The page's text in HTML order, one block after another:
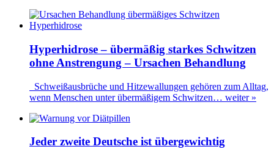
Hyperhidrose – übermäßig starkes Schwitzen
ohne Anstrengung – Ursachen Behandlung
Schweißausbrüche und Hitzewallungen gehören zum Alltag,
wenn Menschen unter übermäßigem Schwitzen… weiter »
Jeder zweite Deutsche ist übergewichtig